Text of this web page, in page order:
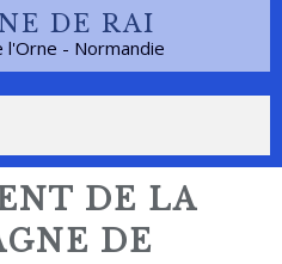
DE RAI
- Normandie
DE LA
DE